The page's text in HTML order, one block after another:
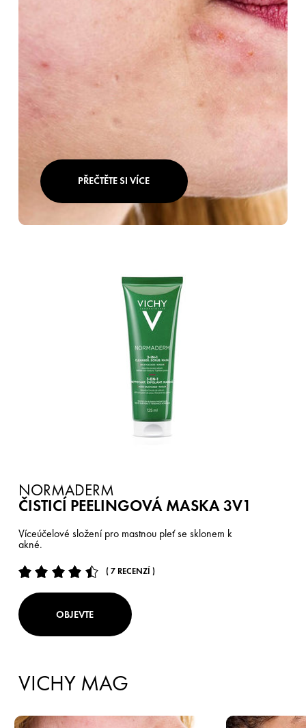
PŘEČTĚTE SI VÍCE
NORMADERM
ČISTICÍ PEELINGOVÁ MASKA 3V1
Víceúčelové složení pro mastnou pleť se sklonem k
akné.
( 7 RECENZÍ )
OBJEVTE
VICHY MAG